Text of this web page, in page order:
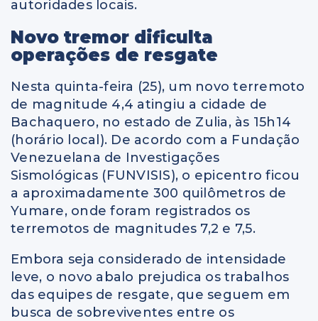
autoridades locais.
Novo tremor dificulta
operações de resgate
Nesta quinta-feira (25), um novo terremoto
de magnitude 4,4 atingiu a cidade de
Bachaquero, no estado de Zulia, às 15h14
(horário local). De acordo com a Fundação
Venezuelana de Investigações
Sismológicas (FUNVISIS), o epicentro ficou
a aproximadamente 300 quilômetros de
Yumare, onde foram registrados os
terremotos de magnitudes 7,2 e 7,5.
Embora seja considerado de intensidade
leve, o novo abalo prejudica os trabalhos
das equipes de resgate, que seguem em
busca de sobreviventes entre os